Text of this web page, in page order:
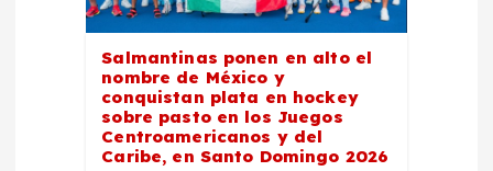
Salmantinas ponen en alto el
nombre de México y
conquistan plata en hockey
sobre pasto en los Juegos
Centroamericanos y del
Caribe, en Santo Domingo 2026